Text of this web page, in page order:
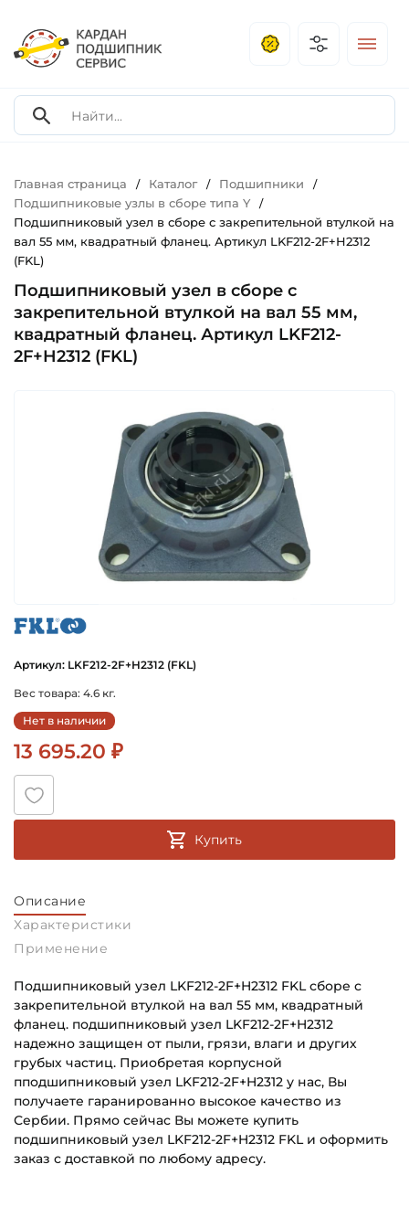
Главная страница / Каталог / Подшипники /
Подшипниковые узлы в сборе типа Y /
Подшипниковый узел в сборе с закрепительной втулкой на
вал 55 мм, квадратный фланец. Артикул LKF212-2F+H2312
(FKL)
Подшипниковый узел в сборе с
закрепительной втулкой на вал 55 мм,
квадратный фланец. Артикул LKF212-
2F+H2312 (FKL)
Артикул: LKF212-2F+H2312 (FKL)
Вес товара: 4.6 кг.
Нет в наличии
13 695.20 ₽
Купить
Описание
Характеристики
Применение
Подшипниковый узел LKF212-2F+H2312 FKL сборе с
закрепительной втулкой на вал 55 мм, квадратный
фланец. подшипниковый узел LKF212-2F+H2312
надежно защищен от пыли, грязи, влаги и других
грубых частиц. Приобретая корпусной
пподшипниковый узел LKF212-2F+H2312 у нас, Вы
получаете гаранированно высокое качество из
Сербии. Прямо сейчас Вы можете купить
подшипниковый узел LKF212-2F+H2312 FKL и оформить
заказ с доставкой по любому адресу.